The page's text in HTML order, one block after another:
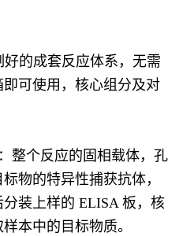
的成套反应体系，无需
即可使用，核心组分及对
整个反应的固相载体，孔
物的特异性捕获抗体，
装上样的 ELISA 板，核
本中的目标物质。